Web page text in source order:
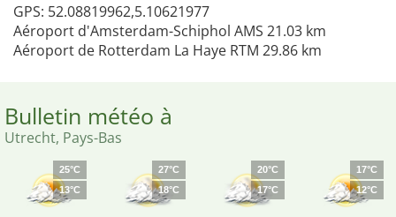
GPS: 52.08819962,5.10621977
Aéroport d'Amsterdam-Schiphol AMS 21.03 km
Aéroport de Rotterdam La Haye RTM 29.86 km
Bulletin météo à
Utrecht, Pays-Bas
25°C
13°C
27°C
18°C
20°C
17°C
17°C
12°C